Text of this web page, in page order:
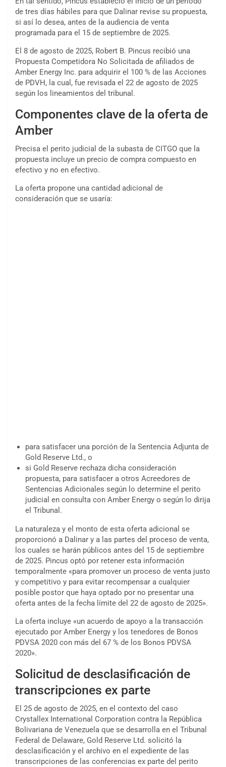
de tres días hábiles para que Dalinar revise su propuesta,
si así lo desea, antes de la audiencia de venta
programada para el 15 de septiembre de 2025.
El 8 de agosto de 2025, Robert B. Pincus recibió una
Propuesta Competidora No Solicitada de afiliados de
Amber Energy Inc. para adquirir el 100 % de las Acciones
de PDVH, la cual, fue revisada el 22 de agosto de 2025
según los lineamientos del tribunal.
Componentes clave de la oferta de
Amber
Precisa el perito judicial de la subasta de CITGO que la
propuesta incluye un precio de compra compuesto en
efectivo y no en efectivo.
La oferta propone una cantidad adicional de
consideración que se usaría:
para satisfacer una porción de la Sentencia Adjunta de
Gold Reserve Ltd., o
si Gold Reserve rechaza dicha consideración
propuesta, para satisfacer a otros Acreedores de
Sentencias Adicionales según lo determine el perito
judicial en consulta con Amber Energy o según lo dirija
el Tribunal.
La naturaleza y el monto de esta oferta adicional se
proporcionó a Dalinar y a las partes del proceso de venta,
los cuales se harán públicos antes del 15 de septiembre
de 2025. Pincus optó por retener esta información
temporalmente «para promover un proceso de venta justo
y competitivo y para evitar recompensar a cualquier
posible postor que haya optado por no presentar una
oferta antes de la fecha límite del 22 de agosto de 2025».
La oferta incluye «un acuerdo de apoyo a la transacción
ejecutado por Amber Energy y los tenedores de Bonos
PDVSA 2020 con más del 67 % de los Bonos PDVSA
2020».
Solicitud de desclasificación de
transcripciones ex parte
El 25 de agosto de 2025, en el contexto del caso
Crystallex International Corporation contra la República
Bolivariana de Venezuela que se desarrolla en el Tribunal
Federal de Delaware, Gold Reserve Ltd. solicitó la
desclasificación y el archivo en el expediente de las
transcripciones de las conferencias ex parte del perito